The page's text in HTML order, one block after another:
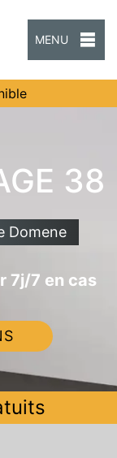
MENU
38
Domene
7j/7 en cas